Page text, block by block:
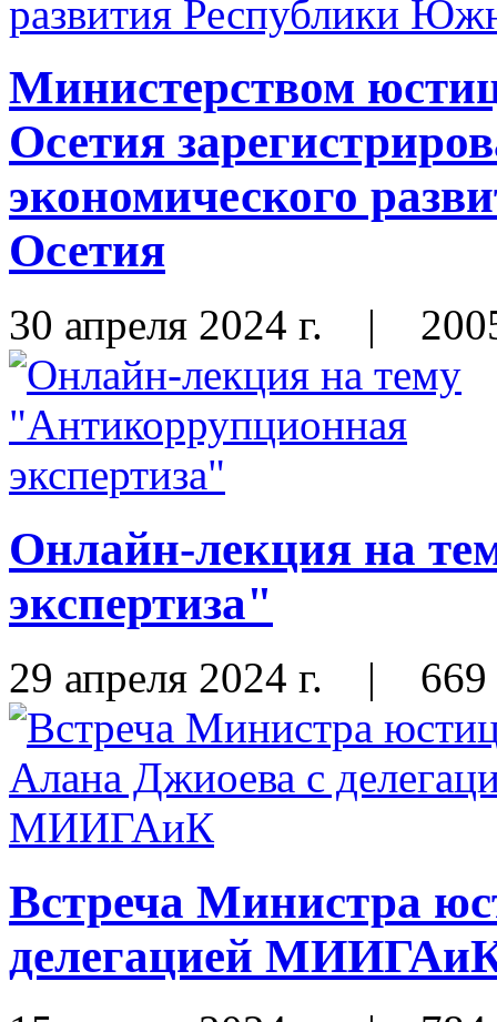
Министерством
Осетия
экономического
Осетия
30 апреля 2024 г. |
Онлайн-лекция на
экспертиза"
29 апреля 2024 г. | 669
Встреча Министра
делегацией